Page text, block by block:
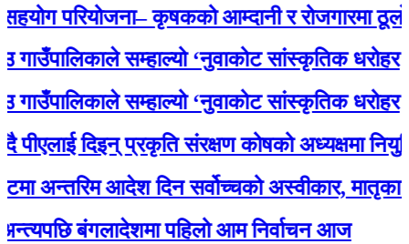
परियोजना– कृषकको आम्दानी र रोजगारमा ठूलो
सम्हाल्यो ‘नुवाकोट सांस्कृतिक धरोहर
सम्हाल्यो ‘नुवाकोट सांस्कृतिक धरोहर
दिइन् प्रकृति संरक्षण कोषको अध्यक्षमा नियुक्ति
अन्तरिम आदेश दिन सर्वोच्चको अस्वीकार, मातृका
बंगलादेशमा पहिलो आम निर्वाचन आज